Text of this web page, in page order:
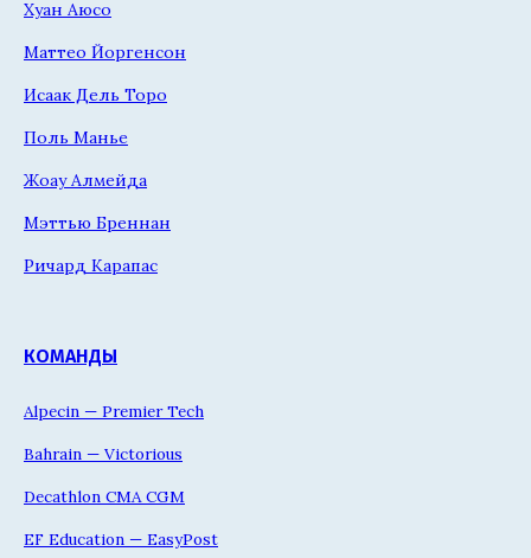
Хуан Аюсо
Маттео Йоргенсон
Исаак Дель Торо
Поль Манье
Жоау Алмейда
Мэттью Бреннан
Ричард Карапас
КОМАНДЫ
Alpecin — Premier Tech
Bahrain — Victorious
Decathlon CMA CGM
EF Education — EasyPost